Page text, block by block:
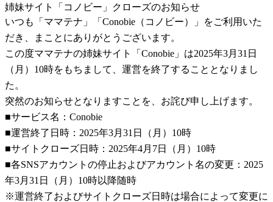
姉妹サイト「コノビー」クローズのお知らせ
いつも「ママテナ」「Conobie（コノビー）」をご利用いた
だき、まことにありがとうございます。
この度ママテナの姉妹サイト「Conobie」は2025年3月31日
（月）10時をもちまして、運営を終了することとなりまし
た。
突然のお知らせとなりますことを、お詫び申し上げます。
■サービス名：Conobie
■運営終了日時：2025年3月31日（月）10時
■サイトクローズ日時：2025年4月7日（月）10時
■各SNSアカウントの停止およびアカウント名の変更：2025
年3月31日（月）10時以降随時
※運営終了およびサイトクローズ日時は場合によって変更に